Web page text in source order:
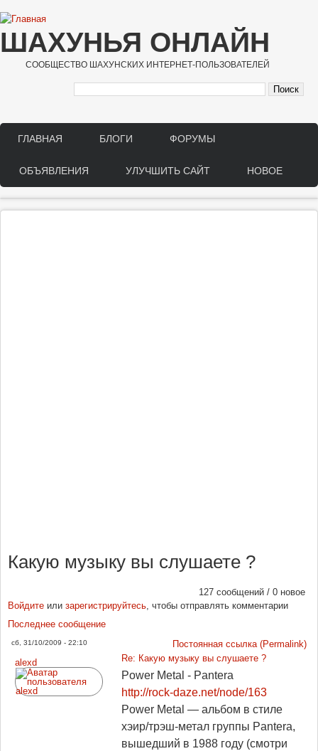
Перейти к основному содержанию
ШАХУНЬЯ ОНЛАЙН
СООБЩЕСТВО ШАХУНСКИХ ИНТЕРНЕТ-ПОЛЬЗОВАТЕЛЕЙ
Main menu
ГЛАВНАЯ БЛОГИ ФОРУМЫ
ОБЪЯВЛЕНИЯ УЛУЧШИТЬ САЙТ НОВОЕ
Какую музыку вы слушаете ?
127 сообщений / 0 новое
Войдите или зарегистрируйтесь, чтобы отправлять комментарии
Последнее сообщение
сб, 31/10/2009 - 22:10
Постоянная ссылка (Permalink)
alexd
Re: Какую музыку вы слушаете ?
Power Metal - Pantera
http://rock-daze.net/node/163
Power Metal — альбом в стиле
хэир/трэш-метал группы Pantera,
вышедший в 1988 году (смотри